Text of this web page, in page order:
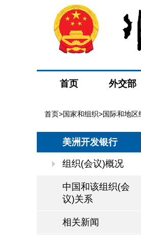
首页 外交部
首页>国家和组织>国际和地区
美洲开发银行
组织(会议)概况
中国和该组织(会
议)关系
相关新闻